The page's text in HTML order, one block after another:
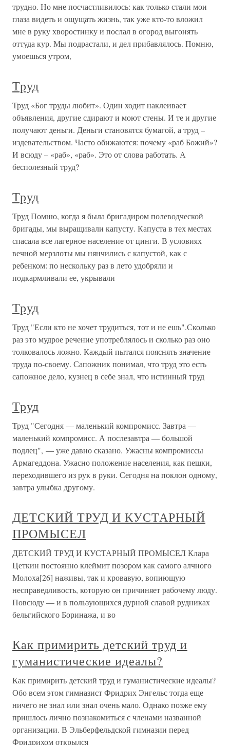
трудно. Но мне посчастливилось: как только стали мои
глаза видеть и ощущать жизнь, так уже кто-то вложил
мне в руку хворостинку и послал в огород выгонять
оттуда кур. Мы подрастали, и дел прибавлялось. Помню,
умоешься утром,
Труд
Труд «Бог труды любит». Один ходит наклеивает
объявления, другие сдирают и моют стены. И те и другие
получают деньги. Деньги становятся бумагой, а труд –
издевательством. Часто обижаются: почему «раб Божий»?
И всюду – «раб», «раб». Это от слова работать. А
бесполезный труд?
Труд
Труд Помню, когда я была бригадиром полеводческой
бригады, мы выращивали капусту. Капуста в тех местах
спасала все лагерное население от цинги. В условиях
вечной мерзлоты мы нянчились с капустой, как с
ребенком: по нескольку раз в лето удобряли и
подкармливали ее, укрывали
Труд
Труд "Если кто не хочет трудиться, тот и не ешь".Сколько
раз это мудрое речение употреблялось и сколько раз оно
толковалось ложно. Каждый пытался пояснять значение
труда по-своему. Сапожник понимал, что труд это есть
сапожное дело, кузнец в себе знал, что истинный труд
Труд
Труд "Сегодня — маленький компромисс. Завтра —
маленький компромисс. А послезавтра — большой
подлец", — уже давно сказано. Ужасны компромиссы
Армагеддона. Ужасно положение населения, как пешки,
переходившего из рук в руки. Сегодня на поклон одному,
завтра улыбка другому.
ДЕТСКИЙ ТРУД И КУСТАРНЫЙ
ПРОМЫСЕЛ
ДЕТСКИЙ ТРУД И КУСТАРНЫЙ ПРОМЫСЕЛ Клара
Цеткин постоянно клеймит позором как самого алчного
Молоха[26] наживы, так и кровавую, вопиющую
несправедливость, которую он причиняет рабочему люду.
Повсюду — и в пользующихся дурной славой рудниках
бельгийского Боринажа, и во
Как примирить детский труд и
гуманистические идеалы?
Как примирить детский труд и гуманистические идеалы?
Обо всем этом гимназист Фридрих Энгельс тогда еще
ничего не знал или знал очень мало. Однако позже ему
пришлось лично познакомиться с членами названной
организации. В Эльберфельдской гимназии перед
Фридрихом открылся